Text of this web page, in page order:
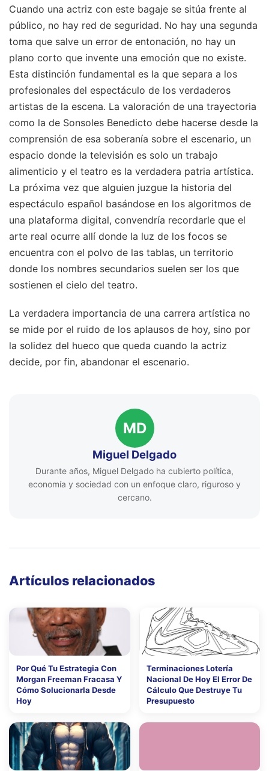
Cuando una actriz con este bagaje se sitúa frente al
público, no hay red de seguridad. No hay una segunda
toma que salve un error de entonación, no hay un
plano corto que invente una emoción que no existe.
Esta distinción fundamental es la que separa a los
profesionales del espectáculo de los verdaderos
artistas de la escena. La valoración de una trayectoria
como la de Sonsoles Benedicto debe hacerse desde la
comprensión de esa soberanía sobre el escenario, un
espacio donde la televisión es solo un trabajo
alimenticio y el teatro es la verdadera patria artística.
La próxima vez que alguien juzgue la historia del
espectáculo español basándose en los algoritmos de
una plataforma digital, convendría recordarle que el
arte real ocurre allí donde la luz de los focos se
encuentra con el polvo de las tablas, un territorio
donde los nombres secundarios suelen ser los que
sostienen el cielo del teatro.
La verdadera importancia de una carrera artística no
se mide por el ruido de los aplausos de hoy, sino por
la solidez del hueco que queda cuando la actriz
decide, por fin, abandonar el escenario.
MD
Miguel Delgado
Durante años, Miguel Delgado ha cubierto política,
economía y sociedad con un enfoque claro, riguroso y
cercano.
Artículos relacionados
Por Qué Tu Estrategia Con
Morgan Freeman Fracasa Y
Cómo Solucionarla Desde
Hoy
Terminaciones Lotería
Nacional De Hoy El Error De
Cálculo Que Destruye Tu
Presupuesto